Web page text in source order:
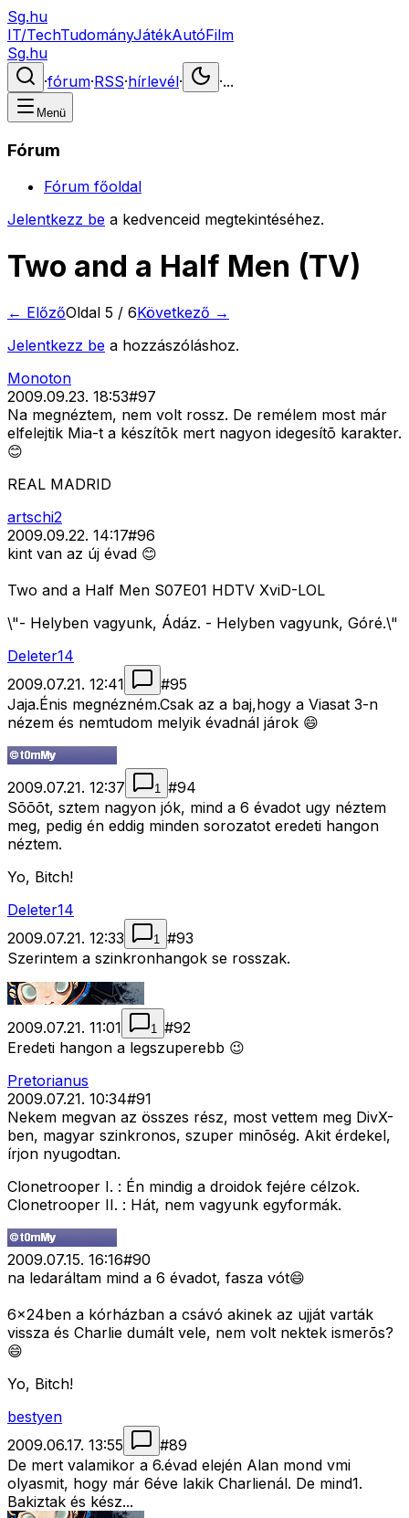
Sg.hu
IT/TechTudományJátékAutóFilm
Sg.hu
·fórum·RSS·hírlevél· ·...
Menü
Fórum
Fórum főoldal
Jelentkezz be a kedvenceid megtekintéséhez.
Two and a Half Men (TV)
← ElőzőOldal 5 / 6Következő →
Jelentkezz be a hozzászóláshoz.
Monoton
2009.09.23. 18:53#97
Na megnéztem, nem volt rossz. De remélem most már
elfelejtik Mia-t a készítõk mert nagyon idegesítõ karakter.
😊
REAL MADRID
artschi2
2009.09.22. 14:17#96
kint van az új évad 😊
Two and a Half Men S07E01 HDTV XviD-LOL
\"- Helyben vagyunk, Ádáz. - Helyben vagyunk, Góré.\"
Deleter14
2009.07.21. 12:41
#95
Jaja.Énis megnézném.Csak az a baj,hogy a Viasat 3-n
nézem és nemtudom melyik évadnál járok 😄
2009.07.21. 12:37 1 #94
Sõõõt, sztem nagyon jók, mind a 6 évadot ugy néztem
meg, pedig én eddig minden sorozatot eredeti hangon
néztem.
Yo, Bitch!
Deleter14
2009.07.21. 12:33
1 #93
Szerintem a szinkronhangok se rosszak.
2009.07.21. 11:01 1 #92
Eredeti hangon a legszuperebb 😉
Pretorianus
2009.07.21. 10:34#91
Nekem megvan az összes rész, most vettem meg DivX-
ben, magyar szinkronos, szuper minõség. Akit érdekel,
írjon nyugodtan.
Clonetrooper I. : Én mindig a droidok fejére célzok.
Clonetrooper II. : Hát, nem vagyunk egyformák.
2009.07.15. 16:16#90
na ledaráltam mind a 6 évadot, fasza vót😄
6x24ben a kórházban a csávó akinek az ujját varták
vissza és Charlie dumált vele, nem volt nektek ismerõs?
😄
Yo, Bitch!
bestyen
2009.06.17. 13:55
#89
De mert valamikor a 6.évad elején Alan mond vmi
olyasmit, hogy már 6éve lakik Charlienál. De mind1.
Bakiztak és kész...